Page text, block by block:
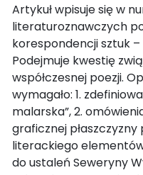
Artykuł wpisuje się w
literaturoznawczych
korespondencji sztuk
Podejmuje kwestię
współczesnej poezji.
wymagało: 1.
malarska”, 2.
graficznej
literackiego
do ustaleń Seweryny